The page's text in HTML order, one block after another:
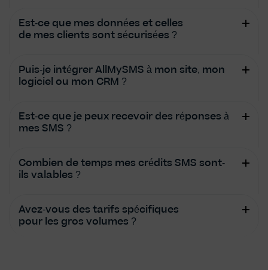
Est-ce que mes données et celles
de mes clients sont sécurisées ?
Puis-je intégrer AllMySMS à mon site, mon
logiciel ou mon CRM ?
Est-ce que je peux recevoir des réponses à
mes SMS ?
Combien de temps mes crédits SMS sont-
ils valables ?
Avez-vous des tarifs spécifiques
pour les gros volumes ?